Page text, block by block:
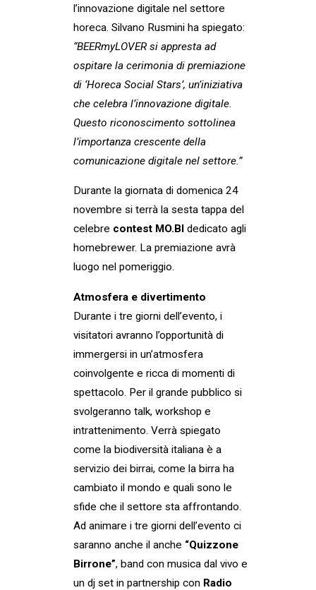
l’innovazione digitale nel settore
horeca. Silvano Rusmini ha spiegato:
“BEERmyLOVER si appresta ad
ospitare la cerimonia di premiazione
di ‘Horeca Social Stars’, un’iniziativa
che celebra l’innovazione digitale.
Questo riconoscimento sottolinea
l’importanza crescente della
comunicazione digitale nel settore.”
Durante la giornata di domenica 24
novembre si terrà la sesta tappa del
celebre contest MO.BI dedicato agli
homebrewer. La premiazione avrà
luogo nel pomeriggio.
Atmosfera e divertimento
Durante i tre giorni dell’evento, i
visitatori avranno l’opportunità di
immergersi in un’atmosfera
coinvolgente e ricca di momenti di
spettacolo. Per il grande pubblico si
svolgeranno talk, workshop e
intrattenimento. Verrà spiegato
come la biodiversità italiana è a
servizio dei birrai, come la birra ha
cambiato il mondo e quali sono le
sfide che il settore sta affrontando.
Ad animare i tre giorni dell’evento ci
saranno anche il anche “Quizzone
Birrone”, band con musica dal vivo e
un dj set in partnership con Radio